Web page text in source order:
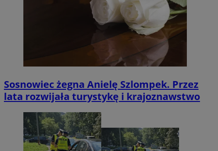
Sosnowiec żegna Anielę Szlompek. Przez
lata rozwijała turystykę i krajoznawstwo